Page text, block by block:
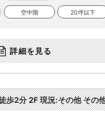
空中階 20坪以下
詳細を見る
歩2分 2F 現況:その他 そ